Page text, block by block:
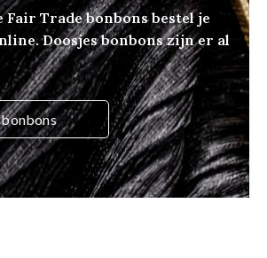
Fair Trade bonbons bestel je
Doosjes bonbons zijn er al